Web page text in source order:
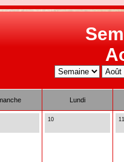
Lundi
10 11